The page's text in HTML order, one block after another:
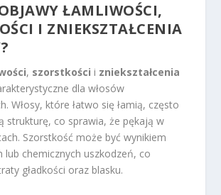
ŁAMLIWOŚCI,
I ZNIEKSZTAŁCENIA
, szorstkości i zniekształcenia
dla włosów
Włosy, które łatwo się łamią, często
strukturę, co sprawia, że pękają w
Szorstkość może być wynikiem
lub chemicznych uszkodzeń, co
gładkości oraz blasku.